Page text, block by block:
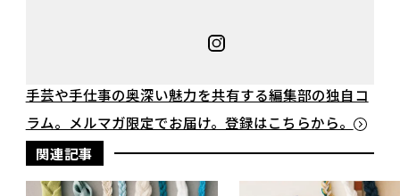
手芸や手仕事の奥深い魅力を共有する編集部の独自コ
ラム。メルマガ限定でお届け。登録はこちらから。
関連記事